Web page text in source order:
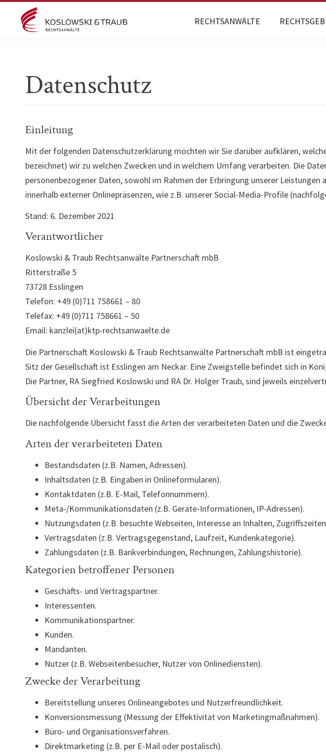
RECHTSANWÄLTE
Datenschutz
Einleitung
Mit der folgenden Datenschutzerklärung möchten wir Sie darüber aufklären,
bezeichnet) wir zu welchen Zwecken und in welchem Umfang verarbeiten. Die
personenbezogener Daten, sowohl im Rahmen der Erbringung unserer
innerhalb externer Onlinepräsenzen, wie z.B. unserer Social-Media-Profile
Stand: 6. Dezember 2021
Verantwortlicher
Koslowski & Traub Rechtsanwälte Partnerschaft mbB
Ritterstraße 5
73728 Esslingen
Telefon: +49 (0)711 758661 – 80
Telefax: +49 (0)711 758661 – 50
Email: kanzlei(at)ktp-rechtsanwaelte.de
Die Partnerschaft Koslowski & Traub Rechtsanwälte Partnerschaft mbB ist
Sitz der Gesellschaft ist Esslingen am Neckar. Eine Zweigstelle befindet sich in
Die Partner, RA Siegfried Koslowski und RA Dr. Holger Traub, sind jeweils
Übersicht der Verarbeitungen
Die nachfolgende Übersicht fasst die Arten der verarbeiteten Daten und die
Arten der verarbeiteten Daten
Bestandsdaten (z.B. Namen, Adressen).
Inhaltsdaten (z.B. Eingaben in Onlineformularen).
Kontaktdaten (z.B. E-Mail, Telefonnummern).
Meta-/Kommunikationsdaten (z.B. Geräte-Informationen, IP-Adressen).
Nutzungsdaten (z.B. besuchte Webseiten, Interesse an Inhalten,
Vertragsdaten (z.B. Vertragsgegenstand, Laufzeit, Kundenkategorie).
Zahlungsdaten (z.B. Bankverbindungen, Rechnungen, Zahlungshistorie).
Kategorien betroffener Personen
Geschäfts- und Vertragspartner.
Interessenten.
Kommunikationspartner.
Kunden.
Mandanten.
Nutzer (z.B. Webseitenbesucher, Nutzer von Onlinediensten).
Zwecke der Verarbeitung
Bereitstellung unseres Onlineangebotes und Nutzerfreundlichkeit.
Konversionsmessung (Messung der Effektivität von Marketingmaßnahmen).
Büro- und Organisationsverfahren.
Direktmarketing (z.B. per E-Mail oder postalisch).